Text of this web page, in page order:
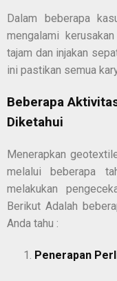
Dalam beberapa
mengalami
tajam dan injakan
ini pastikan semua
Beberapa
Diketahui
Menerapkan
melalui beberapa
melakukan
Berikut Adalah
Anda tahu :
Penerapan